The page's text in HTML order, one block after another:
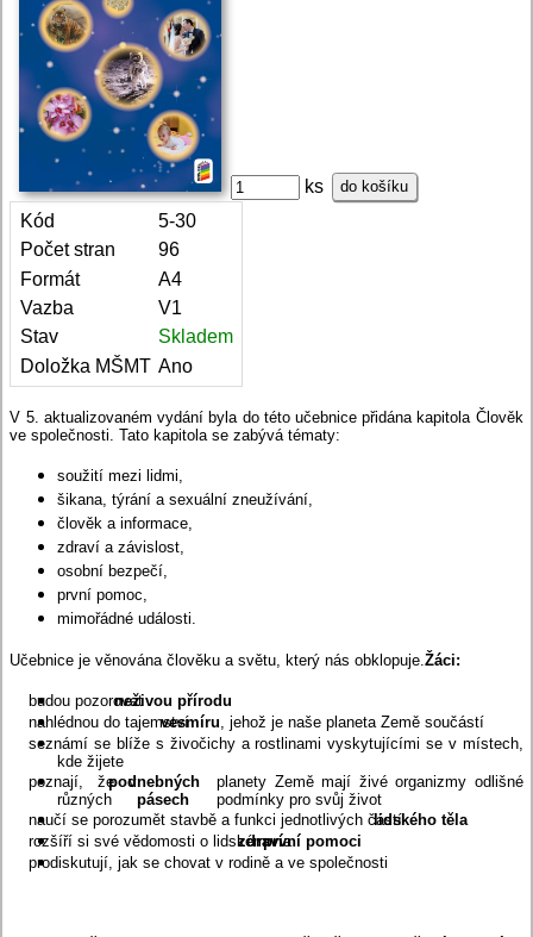
ks do košíku
Kód
5-30
Počet stran
96
Formát
A4
Vazba
V1
Stav
Skladem
Doložka MŠMT Ano
V 5. aktualizovaném vydání byla do této učebnice přidána kapitola Člověk
ve společnosti. Tato kapitola se zabývá tématy:
soužití mezi lidmi,
šikana, týrání a sexuální zneužívání,
člověk a informace,
zdraví a závislost,
osobní bezpečí,
první pomoc,
mimořádné události.
Učebnice je věnována člověku a světu, který nás obklopuje.Žáci:
budou pozorovatneživou přírodu
nahlédnou do tajemstvívesmíru , jehož je naše planeta Země součástí
seznámí se blíže s živočichy a rostlinami vyskytujícími se v místech,
kde žijete
poznají, že v
různých
podnebných
pásech
planety Země mají živé organizmy odlišné
podmínky pro svůj život
naučí se porozumět stavbě a funkci jednotlivých částílidského těla
rozšíří si své vědomosti o lidském
zdravía
první pomoci
prodiskutují, jak se chovat v rodině a ve společnosti